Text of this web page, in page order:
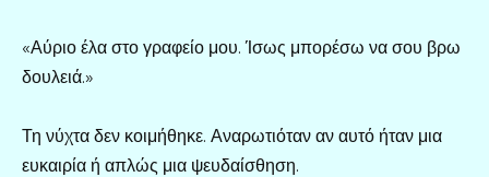
«Αύριο έλα στο γραφείο μου. Ίσως μπορέσω να σου βρω
δουλειά.»
Τη νύχτα δεν κοιμήθηκε. Αναρωτιόταν αν αυτό ήταν μια
ευκαιρία ή απλώς μια ψευδαίσθηση.